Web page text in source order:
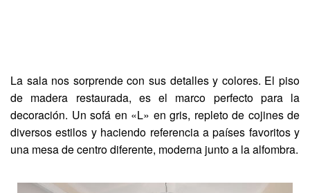
La sala nos sorprende con sus detalles y colores. El piso
de madera restaurada, es el marco perfecto para la
decoración. Un sofá en «L» en gris, repleto de cojines de
diversos estilos y haciendo referencia a países favoritos y
una mesa de centro diferente, moderna junto a la alfombra.